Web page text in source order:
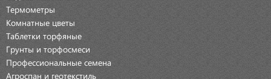
Термометры
Комнатные цветы
Таблетки торфяные
Грунты и торфосмеси
Профессиональные семена
Агроспан и геотекстиль